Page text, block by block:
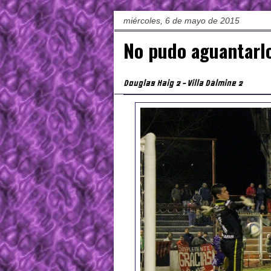
miércoles, 6 de mayo de 2015
No pudo
Douglas Haig 2 - Villa Dálmine 2